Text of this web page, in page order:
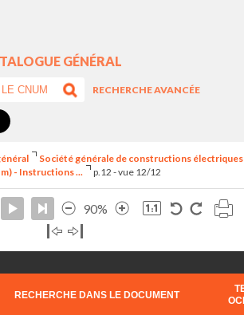
GÉNÉRAL
RECHERCHE AVANCÉE
Société générale de constructions électriques
- Instructions ...
p.12 - vue 12/12
90%
RECHERCHE DANS LE DOCUMENT